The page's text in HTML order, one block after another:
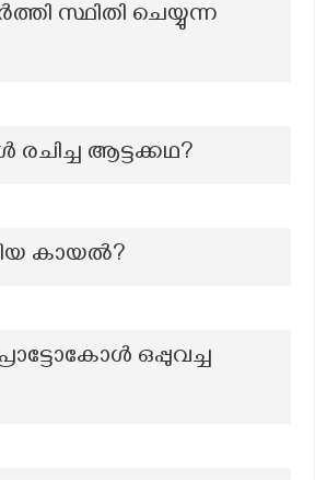
സ്ഥിതി ചെയ്യുന്ന
ആട്ടക്കഥ?
കായൽ?
ഒപ്പുവച്ച